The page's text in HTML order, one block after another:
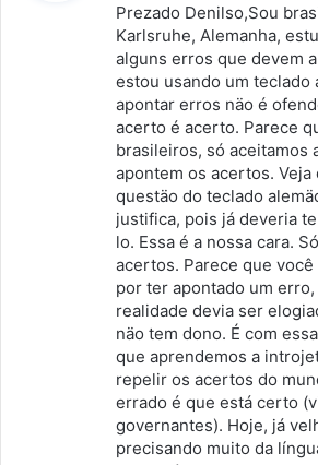
s
e
:
Prezado Denilso,Sou
Karlsruhe, Alemanha,
alguns erros que devem
estou usando um teclado
apontar erros näo é
acerto é acerto. Parece
brasileiros, só aceitamos
apontem os acertos.
questäo do teclado
justifica, pois já deveria
lo. Essa é a nossa cara.
acertos. Parece que
por ter apontado um
realidade devia ser
näo tem dono. É com
que aprendemos a
repelir os acertos do
errado é que está certo
governantes). Hoje, já
precisando muito da